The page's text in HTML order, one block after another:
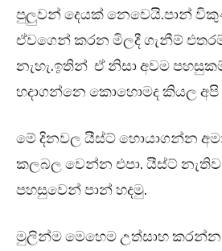
පුලුවන් දෙයක් නෙවෙයි.පාන්
ඒවගෙන් කරන මිලදී ගැනීම්
නැහැ.ඉතින් ඒ නිසා අවම පහසුකම්
හදාගන්නෙ කොහොමද කියල අපි
මේ දිනවල යීස්ට් හොයාගන්න
කලබල වෙන්න එපා. යීස්ට්
පහසුවෙන් පාන් හදමු.
මුලින්ම මෙහෙම උත්සාහ කරන්න